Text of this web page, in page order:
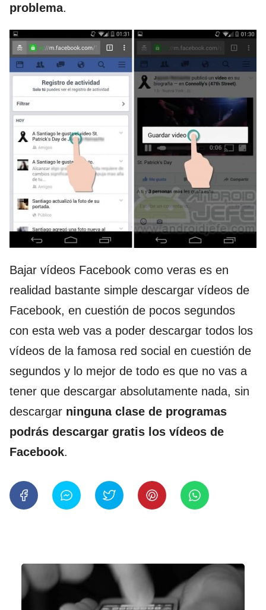
problema.
Bajar vídeos Facebook como veras es en
realidad bastante simple descargar vídeos de
Facebook, en cuestión de pocos segundos
con esta web vas a poder descargar todos los
vídeos de la famosa red social en cuestión de
segundos y lo mejor de todo es que no vas a
tener que descargar absolutamente nada, sin
descargar ninguna clase de programas
podrás descargar gratis los vídeos de
Facebook.